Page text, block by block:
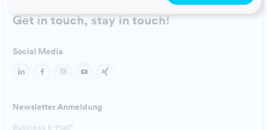
Get in touch, stay in touch!
Social Media
Newsletter Anmeldung